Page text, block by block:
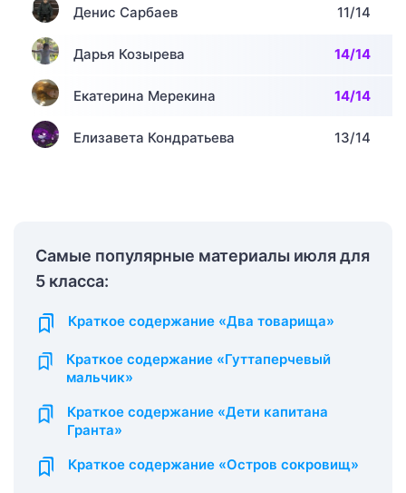
Денис Сарбаев 11/14
Дарья Козырева 14/14
Екатерина Мерекина 14/14
Елизавета Кондратьева 13/14
Самые популярные материалы июля для
5 класса:
Краткое содержание «Два товарища»
Краткое содержание «Гуттаперчевый
мальчик»
Краткое содержание «Дети капитана
Гранта»
Краткое содержание «Остров сокровищ»